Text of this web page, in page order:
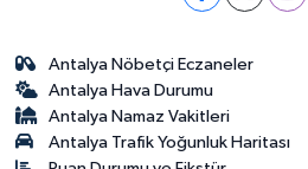
Antalya Nöbetçi Eczaneler
Antalya Hava Durumu
Antalya Namaz Vakitleri
Antalya Trafik Yoğunluk Haritası